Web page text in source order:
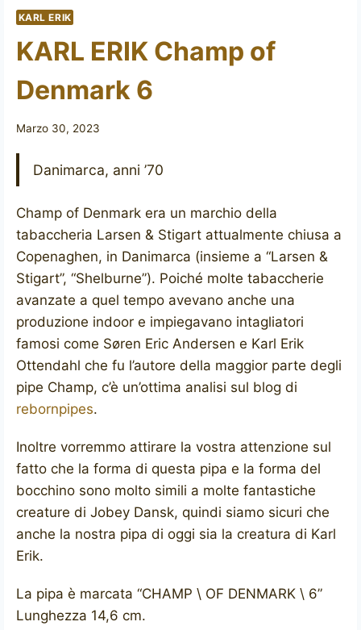
KARL ERIK
KARL ERIK Champ of
Denmark 6
Marzo 30, 2023
Danimarca, anni ’70
Champ of Denmark era un marchio della
tabaccheria Larsen & Stigart attualmente chiusa a
Copenaghen, in Danimarca (insieme a “Larsen &
Stigart”, “Shelburne”). Poiché molte tabaccherie
avanzate a quel tempo avevano anche una
produzione indoor e impiegavano intagliatori
famosi come Søren Eric Andersen e Karl Erik
Ottendahl che fu l’autore della maggior parte degli
pipe Champ, c’è un’ottima analisi sul blog di
rebornpipes.
Inoltre vorremmo attirare la vostra attenzione sul
fatto che la forma di questa pipa e la forma del
bocchino sono molto simili a molte fantastiche
creature di Jobey Dansk, quindi siamo sicuri che
anche la nostra pipa di oggi sia la creatura di Karl
Erik.
La pipa è marcata “CHAMP \ OF DENMARK \ 6”
Lunghezza 14,6 cm.